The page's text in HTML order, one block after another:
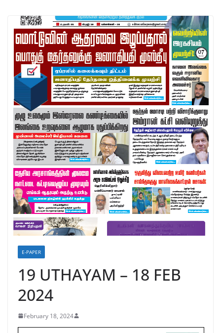
E-PAPER
19 UTHAYAM – 18 FEB
2024
February 18, 2024